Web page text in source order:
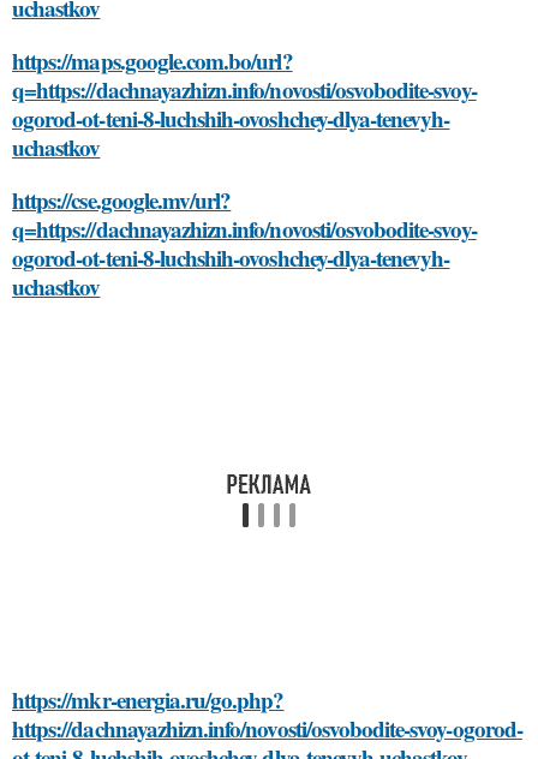
uchastkov
https://maps.google.com.bo/url?
q=https://dachnayazhizn.info/novosti/osvobodite-svoy-
ogorod-ot-teni-8-luchshih-ovoshchey-dlya-tenevyh-
uchastkov
https://cse.google.mv/url?
q=https://dachnayazhizn.info/novosti/osvobodite-svoy-
ogorod-ot-teni-8-luchshih-ovoshchey-dlya-tenevyh-
uchastkov
https://mkr-energia.ru/go.php?
https://dachnayazhizn.info/novosti/osvobodite-svoy-ogorod-